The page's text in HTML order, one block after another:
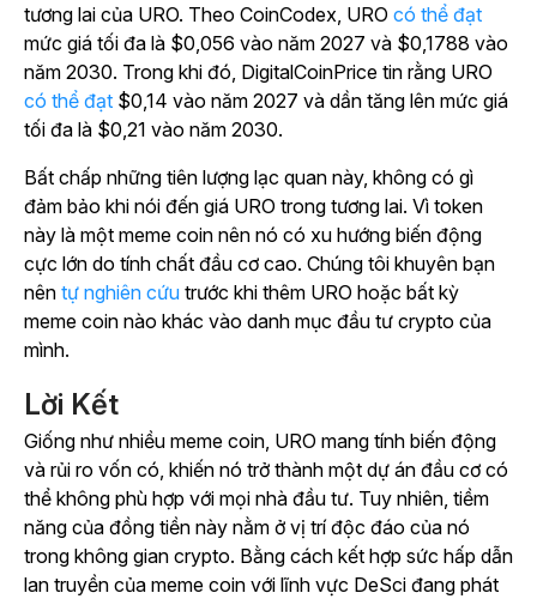
tương lai của URO. Theo CoinCodex, URO có thể đạt
mức giá tối đa là $0,056 vào năm 2027 và $0,1788 vào
năm 2030. Trong khi đó, DigitalCoinPrice tin rằng URO
có thể đạt $0,14 vào năm 2027 và dần tăng lên mức giá
tối đa là $0,21 vào năm 2030.
Bất chấp những tiên lượng lạc quan này, không có gì
đảm bảo khi nói đến giá URO trong tương lai. Vì token
này là một meme coin nên nó có xu hướng biến động
cực lớn do tính chất đầu cơ cao. Chúng tôi khuyên bạn
nên tự nghiên cứu trước khi thêm URO hoặc bất kỳ
meme coin nào khác vào danh mục đầu tư crypto của
mình.
Lời Kết
Giống như nhiều meme coin, URO mang tính biến động
và rủi ro vốn có, khiến nó trở thành một dự án đầu cơ có
thể không phù hợp với mọi nhà đầu tư. Tuy nhiên, tiềm
năng của đồng tiền này nằm ở vị trí độc đáo của nó
trong không gian crypto. Bằng cách kết hợp sức hấp dẫn
lan truyền của meme coin với lĩnh vực DeSci đang phát